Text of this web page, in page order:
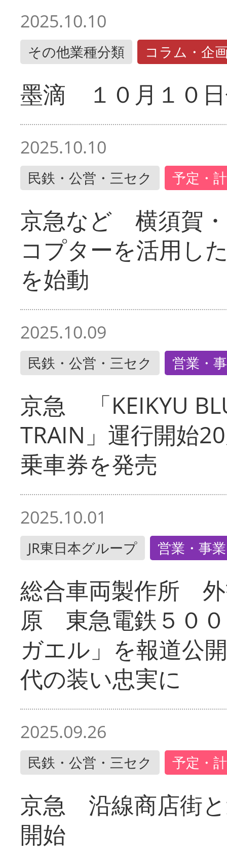
2025.10.10
その他業種分類 コラム・企
墨滴 １０月１０
2025.10.10
民鉄・公営・三セク 予定・
京急など 横須賀
コプターを活用し
を始動
2025.10.09
民鉄・公営・三セク 営業・
京急 「KEIKYU
TRAIN」運行開始
乗車券を発売
2025.10.01
JR東日本グループ 営業・事
総合車両製作所
原 東急電鉄５０
ガエル」を報道公
代の装い忠実に
2025.09.26
民鉄・公営・三セク 予定・
京急 沿線商店街
開始